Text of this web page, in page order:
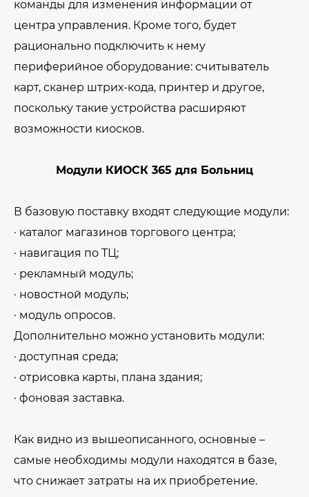
команды для изменения информации от
центра управления. Кроме того, будет
рационально подключить к нему
периферийное оборудование: считыватель
карт, сканер штрих-кода, принтер и другое,
поскольку такие устройства расширяют
возможности киосков.
Модули КИОСК 365 для Больниц
В базовую поставку входят следующие модули:
· каталог магазинов торгового центра;
· навигация по ТЦ;
· рекламный модуль;
· новостной модуль;
· модуль опросов.
Дополнительно можно установить модули:
· доступная среда;
· отрисовка карты, плана здания;
· фоновая заставка.
Как видно из вышеописанного, основные –
самые необходимы модули находятся в базе,
что снижает затраты на их приобретение.